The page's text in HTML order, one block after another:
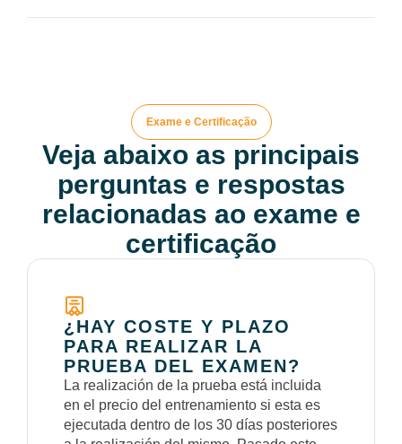
Exame e Certificação
Veja abaixo as principais
perguntas e respostas
relacionadas ao exame e
certificação
¿HAY COSTE Y PLAZO
PARA REALIZAR LA
PRUEBA DEL EXAMEN?
La realización de la prueba está incluida
en el precio del entrenamiento si esta es
ejecutada dentro de los 30 días posteriores